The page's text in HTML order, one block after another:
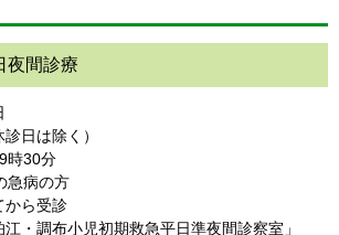
夜間診療
日は除く）
時30分
急病の方
から受診
江・調布小児初期救急平日準夜間診察室」